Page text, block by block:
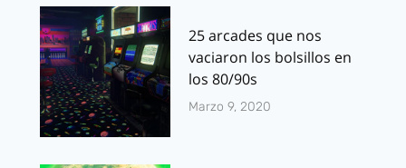
25 arcades que nos
vaciaron los bolsillos en
los 80/90s
Marzo 9, 2020